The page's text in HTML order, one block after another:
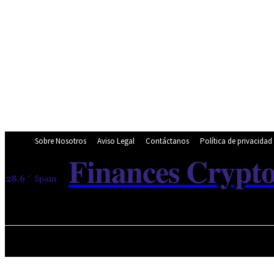
Sobre Nosotros Aviso Legal Contáctanos Política de privacidad
28.6 C Spain 𝐅𝐢𝐧𝐚𝐧𝐜𝐞𝐬